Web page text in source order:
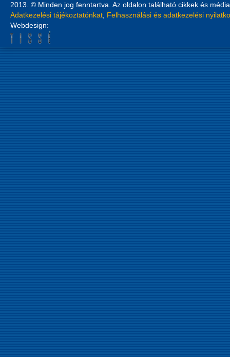
2013. © Minden jog fenntartva. Az oldalon található cikkek és
Adatkezelési tájékoztatónkat Felhasználási és adatkezelési
Webdesign: